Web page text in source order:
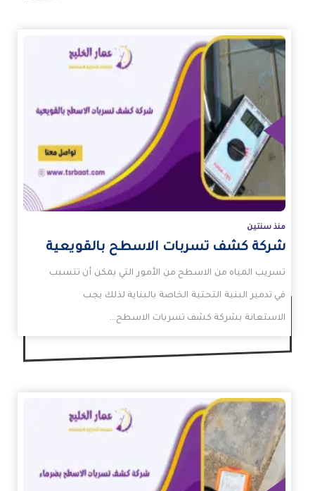
منذ سنتين
شركة كشف تسربات الاسطح بالقويعية
تسريب المياه من الاسطح من الأمور التي يمكن أن تتسبب
في تدمير البنية التحتية الخاصة بالبناية لذلك يجب
الاستعانة بشركة كشف تسربات الاسطح…